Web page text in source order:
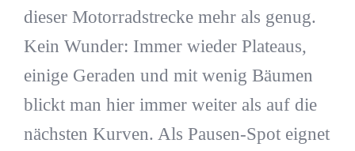
dieser Motorradstrecke mehr als genug.
Kein Wunder: Immer wieder Plateaus,
einige Geraden und mit wenig Bäumen
blickt man hier immer weiter als auf die
nächsten Kurven. Als Pausen-Spot eignet